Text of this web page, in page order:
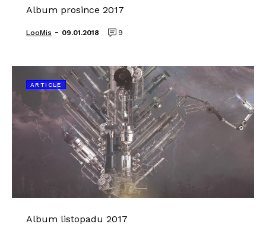
Album prosince 2017
LooMis - 09.01.2018 9
ARTICLE
Album listopadu 2017